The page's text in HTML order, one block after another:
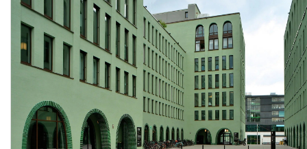
l'installazione e la gestione fino all'ultimazione lavori, tutte
le prestazioni e somministrazioni occorrenti fino al
collaudo finale, i materiali accessori e di consumo, la
minuteria e gli sfridi senza che questi vengano compensati
a parte, gli oneri per le preventive prove di qualità di tutti i
materiali forniti, la consegna completa della
documentazione tecnica del prodotto, le opere
provvisionali, la pulizia dell'area oggetto dell'intervento con
l'asportazione di detriti e materiale di risulta, il trasporto